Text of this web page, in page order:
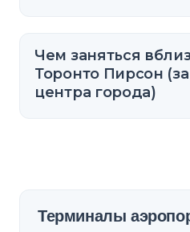
Чем заняться
Торонто Пирсон
центра города)
Терминалы